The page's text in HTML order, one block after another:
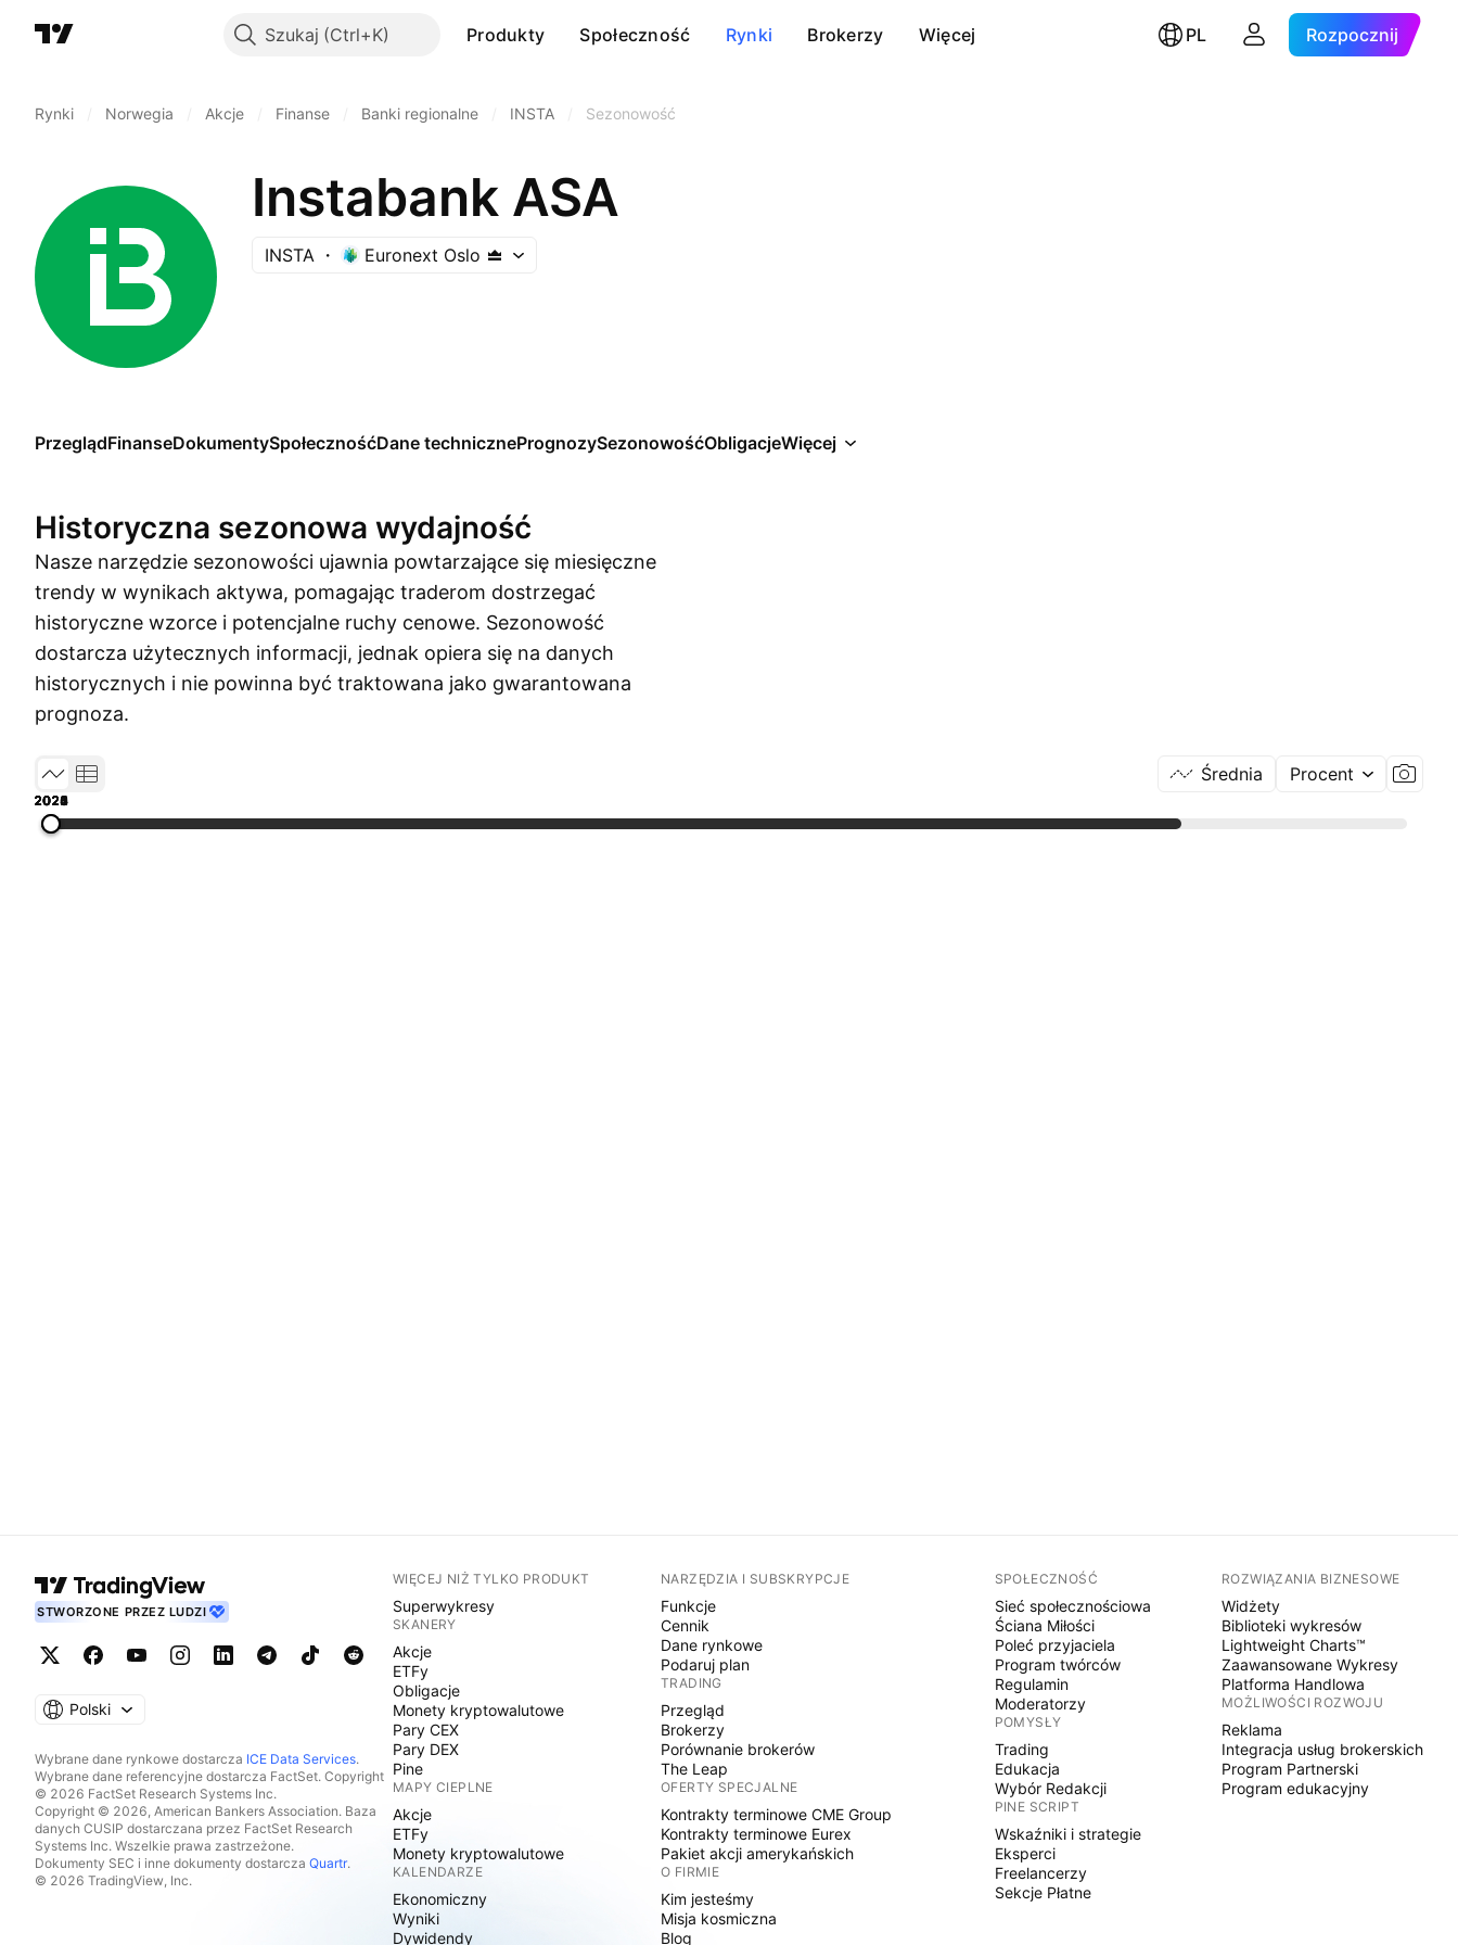
Szukaj Produkty Społeczność Rynki Brokerzy Więcej PL Rozpocznij
Rynki Norwegia Akcje Finanse Banki regionalne INSTA Sezonowość
Instabank ASA
INSTA Euronext Oslo
PrzeglądFinanseDokumentySpołecznośćDane technicznePrognozySezonowośćObligacjeWięcej
Historyczna sezonowa wydajność
Nasze narzędzie sezonowości ujawnia powtarzające się miesięczne
trendy w wynikach aktywa, pomagając traderom dostrzegać
historyczne wzorce i potencjalne ruchy cenowe. Sezonowość
dostarcza użytecznych informacji, jednak opiera się na danych
historycznych i nie powinna być traktowana jako gwarantowana
prognoza.
Średnia Procent
2020
2021
2022
2023
2024
2025
2026
STWORZONE PRZEZ LUDZI
Polski
Wybrane dane rynkowe dostarcza ICE Data Services.
Wybrane dane referencyjne dostarcza FactSet. Copyright
© 2026 FactSet Research Systems Inc.
Copyright © 2026, American Bankers Association. Baza
danych CUSIP dostarczana przez FactSet Research
Systems Inc. Wszelkie prawa zastrzeżone.
Dokumenty SEC i inne dokumenty dostarcza Quartr.
© 2026 TradingView, Inc.
WIĘCEJ NIŻ TYLKO PRODUKT
Superwykresy
SKANERY
Akcje
ETFy
Obligacje
Monety kryptowalutowe
Pary CEX
Pary DEX
Pine
MAPY CIEPLNE
Akcje
ETFy
Monety kryptowalutowe
KALENDARZE
Ekonomiczny
Wyniki
Dywidendy
NARZĘDZIA I SUBSKRYPCJE
Funkcje
Cennik
Dane rynkowe
Podaruj plan
TRADING
Przegląd
Brokerzy
Porównanie brokerów
The Leap
OFERTY SPECJALNE
Kontrakty terminowe CME Group
Kontrakty terminowe Eurex
Pakiet akcji amerykańskich
O FIRMIE
Kim jesteśmy
Misja kosmiczna
Blog
SPOŁECZNOŚĆ
Sieć społecznościowa
Ściana Miłości
Poleć przyjaciela
Program twórców
Regulamin
Moderatorzy
POMYSŁY
Trading
Edukacja
Wybór Redakcji
PINE SCRIPT
Wskaźniki i strategie
Eksperci
Freelancerzy
Sekcje Płatne
ROZWIĄZANIA BIZNESOWE
Widżety
Biblioteki wykresów
Lightweight Charts™
Zaawansowane Wykresy
Platforma Handlowa
MOŻLIWOŚCI ROZWOJU
Reklama
Integracja usług brokerskich
Program Partnerski
Program edukacyjny